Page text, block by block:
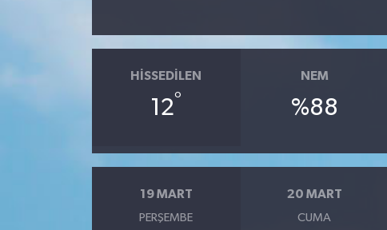
HISSEDILEN
12°
NEM
%88
19 MART
PERŞEMBE
20 MART
CUMA